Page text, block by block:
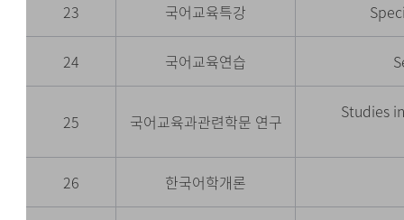
23 국어교육특강
24 국어교육연습
25 국어교육과관련학문 연구 Studies
26 한국어학개론